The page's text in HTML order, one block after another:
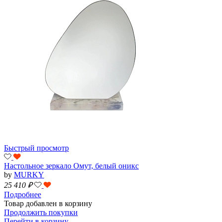
Быстрый просмотр
Настольное зеркало Омут, белый оникс
by MURKY
25 410 ₽
Подробнее
Товар добавлен в корзину
Продолжить покупки